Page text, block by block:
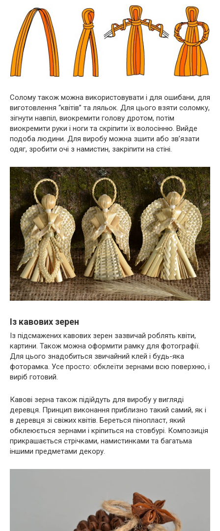
Солому також можна використовувати і для ошибани, для
виготовлення “квітів” та ляльок. Для цього взяти соломку,
зігнути навпіл, виокремити голову дротом, потім
виокремити руки і ноги та скріпити їх волосінню. Вийде
подоба людини. Для виробу можна зшити або зв’язати
одяг, зробити очі з намистин, закріпити на стіні.
Із кавових зерен
Із підсмажених кавових зерен зазвичай роблять квіти,
картини. Також можна оформити рамку для фотографії.
Для цього знадобиться звичайний клей і будь-яка
фоторамка. Усе просто: обклеїти зернами всю поверхню, і
виріб готовий.
Кавові зерна також підійдуть для виробу у вигляді
деревця. Принцип виконання приблизно такий самий, як і
в деревця зі свіжих квітів. Береться пінопласт, який
обклеюється зернами і кріпиться на стовбурі. Композиція
прикрашається стрічками, намистинками та багатьма
іншими предметами декору.